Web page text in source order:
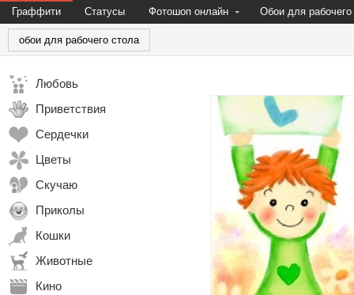
Граффити Статусы Фотошоп онлайн Обои для рабочего
обои для рабочего стола
Любовь
Приветствия
Сердечки
Цветы
Скучаю
Приколы
Кошки
Животные
Кино